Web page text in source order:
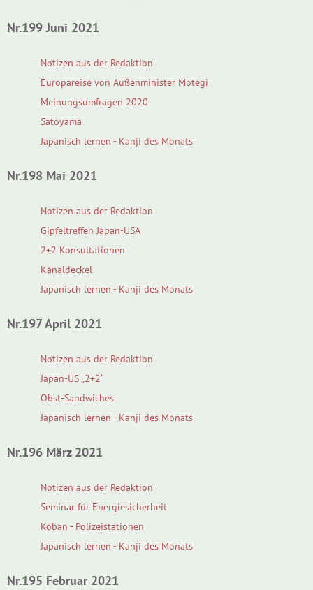
Nr.199 Juni 2021
Notizen aus der Redaktion
Europareise von Außenminister Motegi
Meinungsumfragen 2020
Satoyama
Japanisch lernen - Kanji des Monats
Nr.198 Mai 2021
Notizen aus der Redaktion
Gipfeltreffen Japan-USA
2+2 Konsultationen
Kanaldeckel
Japanisch lernen - Kanji des Monats
Nr.197 April 2021
Notizen aus der Redaktion
Japan-US „2+2“
Obst-Sandwiches
Japanisch lernen - Kanji des Monats
Nr.196 März 2021
Notizen aus der Redaktion
Seminar für Energiesicherheit
Koban - Polizeistationen
Japanisch lernen - Kanji des Monats
Nr.195 Februar 2021